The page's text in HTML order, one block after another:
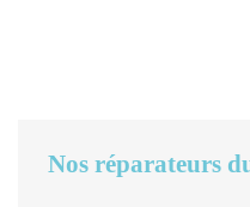
Nos réparateurs